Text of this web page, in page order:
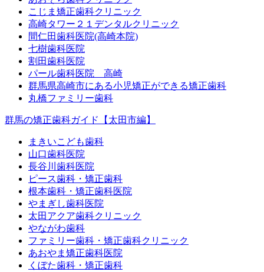
こじま矯正歯科クリニック
高崎タワー２１デンタルクリニック
間仁田歯科医院(高崎本院)
七樹歯科医院
割田歯科医院
パール歯科医院 高崎
群馬県高崎市にある小児矯正ができる矯正歯科
丸橋ファミリー歯科
群馬の矯正歯科ガイド【太田市編】
まきいこども歯科
山口歯科医院
長谷川歯科医院
ピース歯科・矯正歯科
根本歯科・矯正歯科医院
やまぎし歯科医院
太田アクア歯科クリニック
やながわ歯科
ファミリー歯科・矯正歯科クリニック
あおやま矯正歯科医院
くぼた歯科・矯正歯科